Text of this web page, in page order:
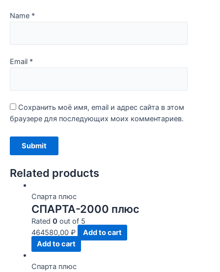
Name *
Email *
Сохранить моё имя, email и адрес сайта в этом
браузере для последующих моих комментариев.
Related products
Спарта плюс
СПАРТА-2000 плюс
Rated 0out of 5
464580,00 ₽
Add to cart
Add to cart
Спарта плюс